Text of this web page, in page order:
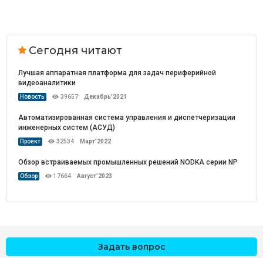
Сегодня читают
Лучшая аппаратная платформа для задач периферийной
видеоаналитики
Новость 39657 Декабрь’2021
Автоматизированная система управления и диспетчеризации
инженерных систем (АСУД)
Проект 32534 Март’2022
Обзор встраиваемых промышленных решений NODKA серии NP
Обзор 17664 Август’2023
Задать вопрос